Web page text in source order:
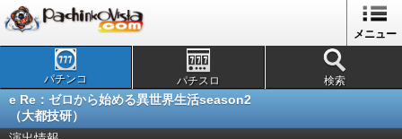
メニュー
パチンコ パチスロ 検索
e Re：ゼロから始める異世界生活season2
（大都技研）